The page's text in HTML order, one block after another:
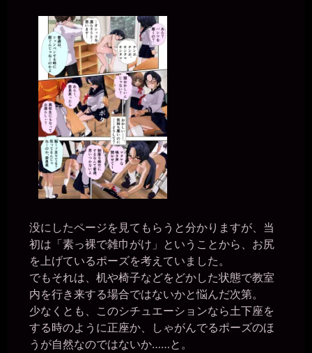
没にしたページを見てもらうと分かりますが、当
初は「素っ裸で雑巾がけ」ということから、お尻
を上げているポーズを考えていました。
でもそれは、机や椅子などをどかした状態で教室
内を行き来する場合ではないかと悩んだ次第。
少なくとも、このシチュエーションなら土下座を
する時のように正座か、しゃがんでるポーズのほ
うが自然なのではないか……と。
わせていただいています。。大はトイレです。。
一枚の銀貨
2026年6月28日 - 20:20
それなら、トイレを使わせてもらえる時には、皆にも便器に土下座
する姿くらいは見せてやれ。
miiki0119
2026年6月28日 - 20:21
うう。。でも女子トイレに男性が入るのは何かあった時問題になっ
ちゃいます。。
一枚の銀貨
2026年6月28日 - 20:21
みんなに馬鹿にしてもらえるよう、「便器様、肉便器の私が使うこ
とをお許し下さい。」とか言いながら。
ああ、そうか。じゃあ、女子トイレに入る前に皆に「肉便器のくせ
に、人間様のトイレを使わせていただき、ありがとうございます」
とお礼を言うんだぞ。
miiki0119
2026年6月28日 - 20:23
ああ。。かしこまりましたぁ。。
一枚の銀貨
2026年6月28日 - 20:25
今までは、トイレを使わせてもらう時に何も言ってなかったのか？